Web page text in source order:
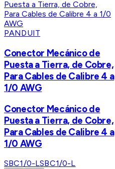
PANDUIT
Conector Mecánico de
Puesta a Tierra, de Cobre,
Para Cables de Calibre 4 a
1/0 AWG
Conector Mecánico de
Puesta a Tierra, de Cobre,
Para Cables de Calibre 4 a
1/0 AWG
SBC1/0-LSBC1/0-L